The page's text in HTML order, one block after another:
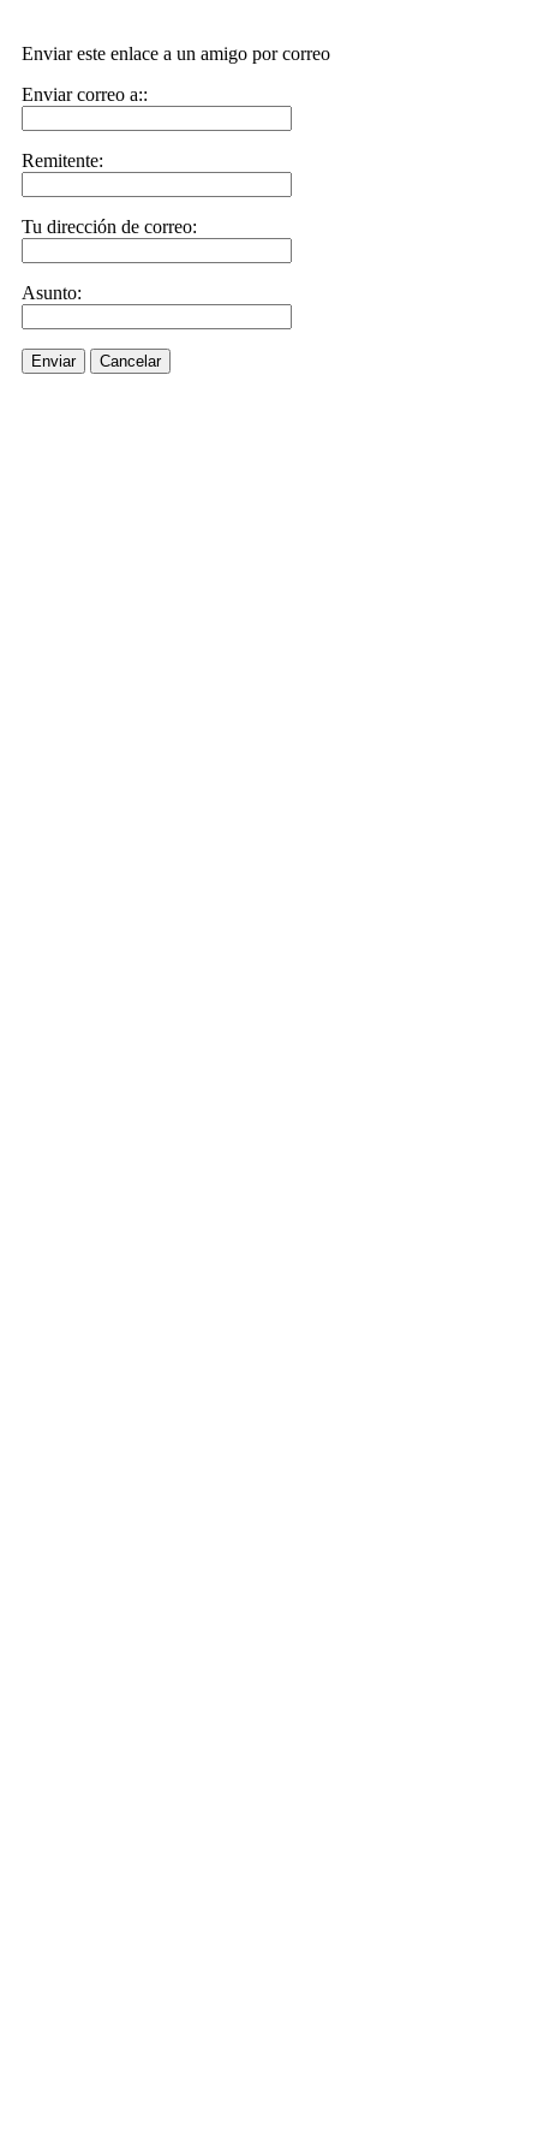
Enviar este enlace a un amigo por correo
Enviar correo a::
Remitente:
Tu dirección de correo:
Asunto:
Enviar Cancelar